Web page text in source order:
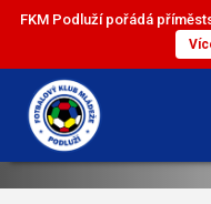
FKM Podluží pořádá